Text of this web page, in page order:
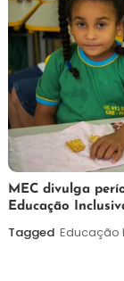
7
de
agosto
Maurilio
MEC divulga
Educação
Tagged Educação